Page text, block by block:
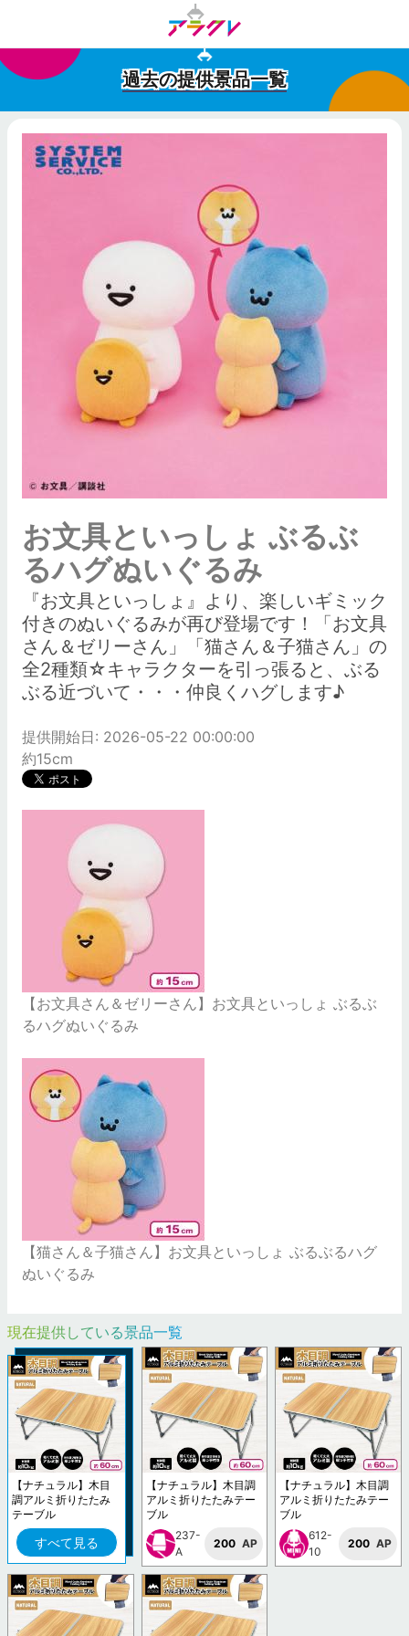
過去の提供景品一覧
お文具といっしょ ぶるぶ
るハグぬいぐるみ
『お文具といっしょ』より、楽しいギミック
付きのぬいぐるみが再び登場です！「お文具
さん＆ゼリーさん」「猫さん＆子猫さん」の
全2種類☆キャラクターを引っ張ると、ぶる
ぶる近づいて・・・仲良くハグします♪
提供開始日: 2026-05-22 00:00:00
約15cm
【お文具さん＆ゼリーさん】お文具といっしょ ぶるぶ
るハグぬいぐるみ
【猫さん＆子猫さん】お文具といっしょ ぶるぶるハグ
ぬいぐるみ
現在提供している景品一覧
【ナチュラル】木目
調アルミ折りたたみ
テーブル
すべて見る
【ナチュラル】木目調
アルミ折りたたみテー
ブル
237-
A
200 AP
【ナチュラル】木目調
アルミ折りたたみテー
ブル
612-
10
200 AP